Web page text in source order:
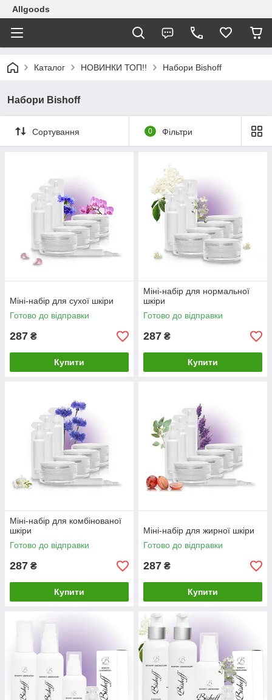
Allgoods
Каталог НОВИНКИ ТОП!! Набори Bishoff
Набори Bishoff
Сортування 0 Фільтри
Міні-набір для сухої шкіри
Готово до відправки
287 ₴
Купити
Міні-набір для нормальної
шкіри
Готово до відправки
287 ₴
Купити
Міні-набір для комбінованої
шкіри
Готово до відправки
287 ₴
Купити
Міні-набір для жирної шкіри
Готово до відправки
287 ₴
Купити